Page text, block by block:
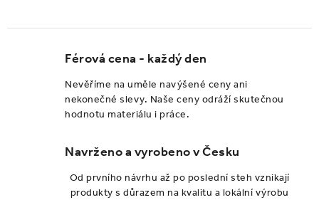
Férová cena - každý den
Nevěříme na uměle navýšené ceny ani
nekonečné slevy. Naše ceny odráží skutečnou
hodnotu materiálu i práce.
Navrženo a vyrobeno v Česku
Od prvního návrhu až po poslední steh vznikají
produkty s důrazem na kvalitu a lokální výrobu